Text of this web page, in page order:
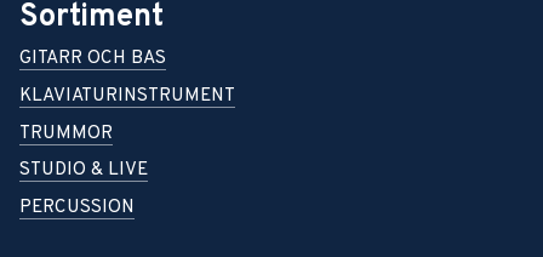
Sortiment
GITARR OCH BAS
KLAVIATURINSTRUMENT
TRUMMOR
STUDIO & LIVE
PERCUSSION